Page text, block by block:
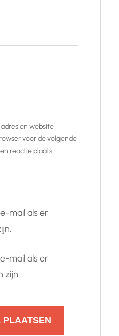
en website
voor de volgende
reactie plaats.
mail als er
mail als er
zijn.